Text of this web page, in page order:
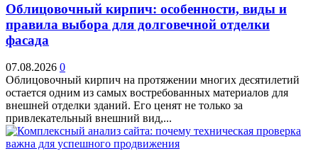
Облицовочный кирпич: особенности, виды и
правила выбора для долговечной отделки
фасада
07.08.2026 0
Облицовочный кирпич на протяжении многих десятилетий
остается одним из самых востребованных материалов для
внешней отделки зданий. Его ценят не только за
привлекательный внешний вид,...